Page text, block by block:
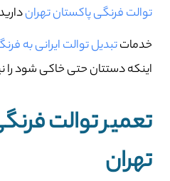
توالت فرنگی پاکستان تهران
خدماتتبدیل توالت ایرانی به
اینکه دستتان حتی خاکی شود را
تعمیر توالت
تهران